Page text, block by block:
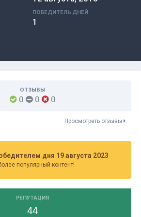
ПОБЕДИТЕЛЬ ДНЕЙ
1
ОТЗЫВЫ
0 0 0
Просмотреть отзывы
дня 19 августа 2023
популярный контент!
РЕПУТАЦИЯ
44